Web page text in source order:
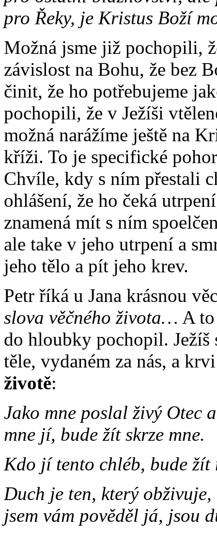
pro Řeky, je Kristus Boží
Možná jsme již pochopili,
závislost na Bohu, že bez
činit, že ho potřebujeme
pochopili, že v Ježíši
možná narážíme ještě na
kříži. To je specifické
Chvíle, kdy s ním přestali
ohlášení, že ho čeká
znamená mít s ním
ale take v jeho utrpení a
jeho tělo a pít jeho krev.
Petr říká u Jana krásnou
slova věčného života… A
do hloubky pochopil. Ježíš
těle, vydaném za nás, a
životě:
Jako mne poslal živý Otec
mne jí, bude žít skrze mne.
Kdo jí tento chléb, bude žít
Duch je ten, který
jsem vám pověděl já, jsou